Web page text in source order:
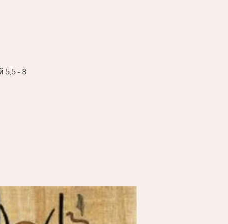
5,5 - 8